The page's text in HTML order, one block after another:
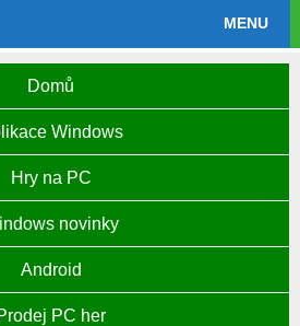
MENU
Domů
Windows
Hry na PC
novinky
Android
PC her